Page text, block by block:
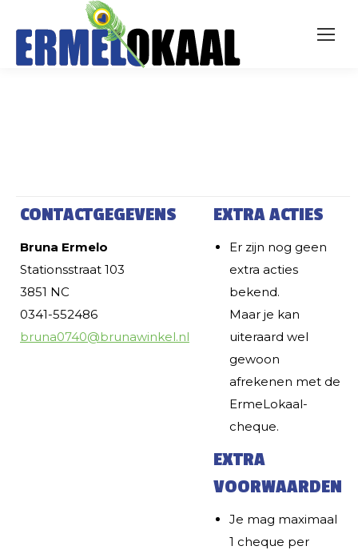
CONTACTGEGEVENS
Bruna Ermelo
Stationsstraat 103
3851 NC
0341-552486
bruna0740@brunawinkel.nl
EXTRA ACTIES
Er zijn nog geen
extra acties
bekend.
Maar je kan
uiteraard wel
gewoon
afrekenen met de
ErmeLokaal-
cheque.
EXTRA
VOORWAARDEN
Je mag maximaal
1 cheque per